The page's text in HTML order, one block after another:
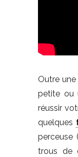
Outre
petite ou
réussir
quelques
perceuse
trous de